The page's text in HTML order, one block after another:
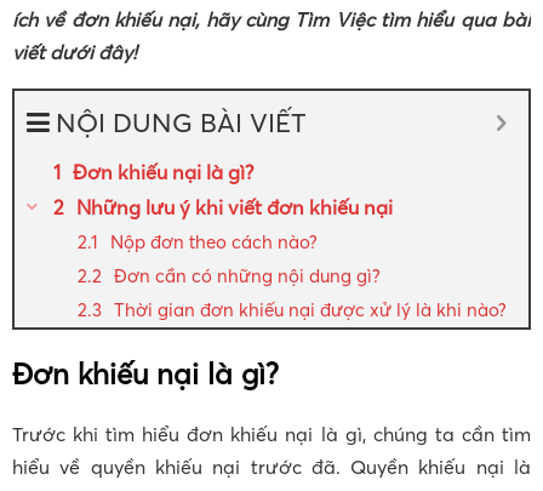
ích về đơn khiếu nại, hãy cùng Tìm Việc tìm hiểu qua bài
viết dưới đây!
NỘI DUNG BÀI VIẾT
Đơn khiếu nại là gì?
Những lưu ý khi viết đơn khiếu nại
Nộp đơn theo cách nào?
Đơn cần có những nội dung gì?
Thời gian đơn khiếu nại được xử lý là khi nào?
Đơn khiếu nại là gì?
Trước khi tìm hiểu đơn khiếu nại là gì, chúng ta cần tìm
hiểu về quyền khiếu nại trước đã. Quyền khiếu nại là